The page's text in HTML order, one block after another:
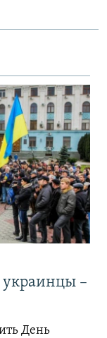
украинцы –
День